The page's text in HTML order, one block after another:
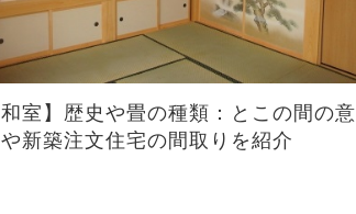
和室】歴史や畳の種類：とこの間の意
新築注文住宅の間取りを紹介